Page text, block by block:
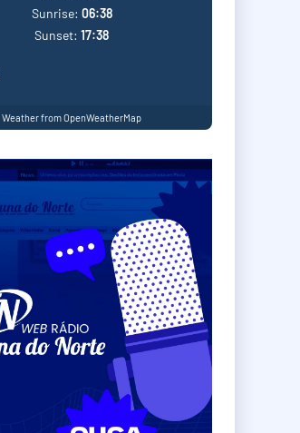
Sunrise: 06:38
Sunset: 17:38
Weather from OpenWeatherMap